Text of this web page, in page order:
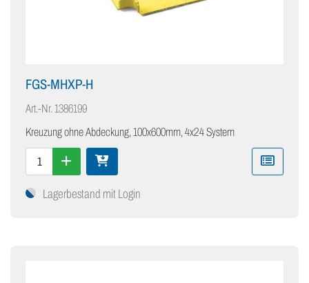
FGS-MHXP-H
Art.-Nr.1386199
Kreuzung ohne Abdeckung, 100x600mm, 4x24 System
Lagerbestand mit Login